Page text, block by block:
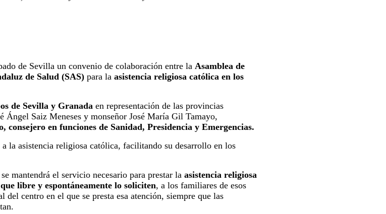
de Sevilla un convenio de colaboración entre la Asamblea de
de Salud (SAS) para la asistencia religiosa católica en los
de Sevilla y Granada en representación de las provincias
Ángel Saiz Meneses y monseñor José María Gil Tamayo,
consejero en funciones de Sanidad, Presidencia y Emergencias.
la asistencia religiosa católica, facilitando su desarrollo en los
mantendrá el servicio necesario para prestar la asistencia religiosa
libre y espontáneamente lo soliciten, a los familiares de esos
del centro en el que se presta esa atención, siempre que las